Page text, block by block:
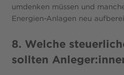
umdenken müssen und
Energien-Anlagen neu
8. Welche
sollten